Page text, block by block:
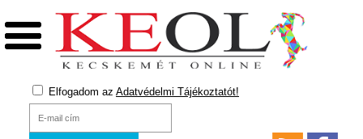
Elfogadom az Adatvédelmi Tájékoztatót!